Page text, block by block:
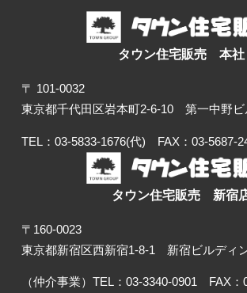
タウン住宅販売 本社
〒 101-0032
東京都千代田区岩本町2-6-10 第一中野ビ
TEL：03-5833-1676(代) FAX：03-5687-
タウン住宅販売 新宿
〒160-0023
東京都新宿区西新宿1-8-1 新宿ビルディ
（仲介事業）TEL：03-3340-0901 FAX：